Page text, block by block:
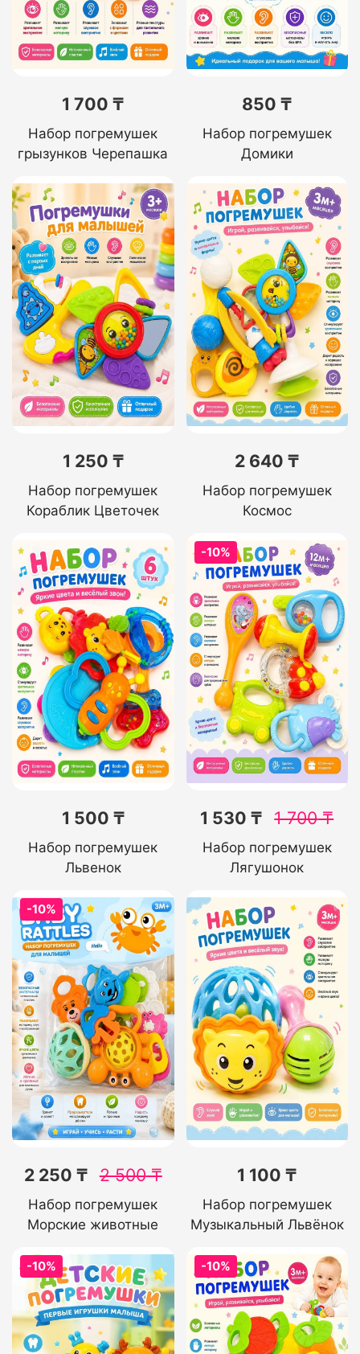
1 700 ₸
Набор погремушек
грызунков Черепашка
850 ₸
Набор погремушек
Домики
1 250 ₸
Набор погремушек
Кораблик Цветочек
2 640 ₸
Набор погремушек
Космос
1 500 ₸
Набор погремушек
Львенок
-10%
1 530 ₸ 1 700₸
Набор погремушек
Лягушонок
-10%
2 250 ₸ 2 500₸
Набор погремушек
Морские животные
1 100 ₸
Набор погремушек
Музыкальный Львёнок
-10% -10%